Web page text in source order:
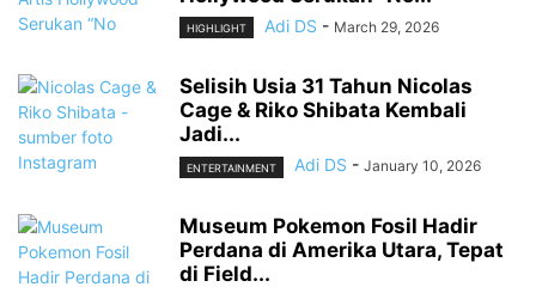
HIGHLIGHT Adi DS - March 29, 2026
Selisih Usia 31 Tahun Nicolas
Cage & Riko Shibata Kembali
Jadi...
ENTERTAINMENT Adi DS - January 10, 2026
Museum Pokemon Fosil Hadir
Perdana di Amerika Utara, Tepat
di Field...